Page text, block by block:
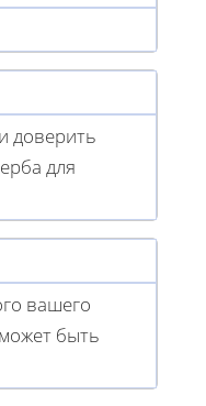
доверить
для
вашего
быть